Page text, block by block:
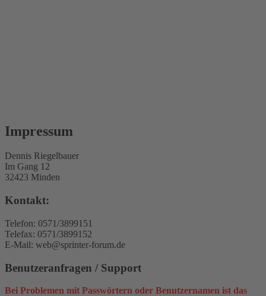
Impressum
Dennis Riegelbauer
Im Gang 12
32423 Minden
Kontakt:
Telefon: 0571/3899151
Telefax: 0571/3899152
E-Mail: web@sprinter-forum.de
Benutzeranfragen / Support
Bei Problemen mit Passwörtern oder Benutzernamen ist das